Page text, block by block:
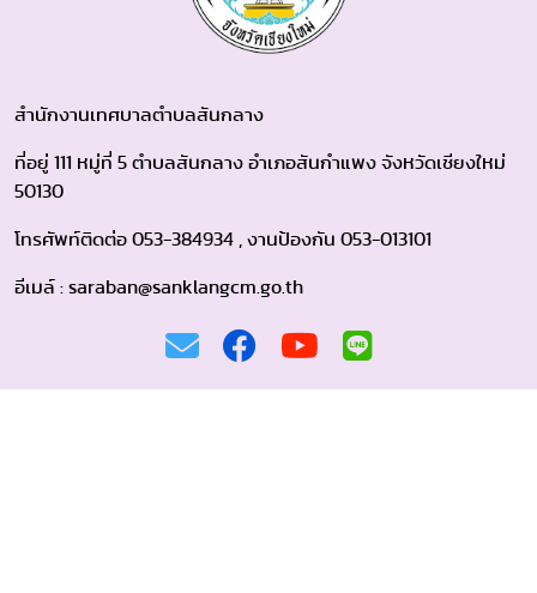
สำนักงานเทศบาลตำบลสันกลาง
ที่อยู่ 111 หมู่ที่ 5 ตำบลสันกลาง อำเภอสันกำแพง จังหวัดเชียงใหม่
50130
โทรศัพท์ติดต่อ 053-384934 , งานป้องกัน 053-013101
อีเมล์ : saraban@sanklangcm.go.th